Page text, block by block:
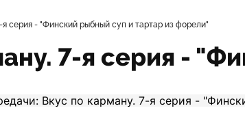
я серия - "Финский рыбный суп и тартар из форели"
7-я серия -